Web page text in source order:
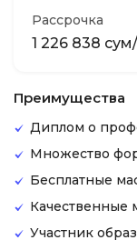
Рассрочка
1 226 838
Преимущества
Диплом о
Множество
Бесплатные
Качественные
Участник